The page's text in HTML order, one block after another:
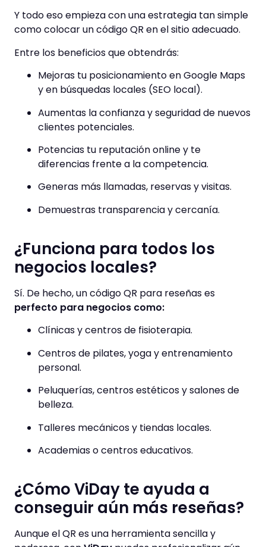
Y todo eso empieza con una estrategia tan simple
como colocar un código QR en el sitio adecuado.
Entre los beneficios que obtendrás:
Mejoras tu posicionamiento en Google Maps
y en búsquedas locales (SEO local).
Aumentas la confianza y seguridad de nuevos
clientes potenciales.
Potencias tu reputación online y te
diferencias frente a la competencia.
Generas más llamadas, reservas y visitas.
Demuestras transparencia y cercanía.
¿Funciona para todos los
negocios locales?
Sí. De hecho, un código QR para reseñas es
perfecto para negocios como:
Clínicas y centros de fisioterapia.
Centros de pilates, yoga y entrenamiento
personal.
Peluquerías, centros estéticos y salones de
belleza.
Talleres mecánicos y tiendas locales.
Academias o centros educativos.
¿Cómo ViDay te ayuda a
conseguir aún más reseñas?
Aunque el QR es una herramienta sencilla y